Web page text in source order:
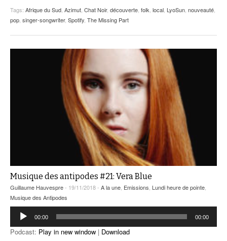
Tags: Afrique du Sud Azimut Chat Noir, découverte folk local LyoSun nouveauté
pop singer-songwriter, Spotify The Missing Part
Musique des antipodes #21: Vera Blue
Guillaume Hauvespre- 19/11/2018 - A la une Emissions Lundi heure de pointe
Musique des Antipodes
Lecteur
audio
00:00 00:00
Podcast: Play in new window | Download